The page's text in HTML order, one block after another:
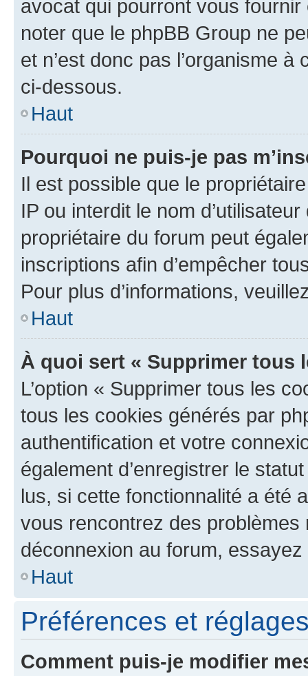
avocat qui pourront vous
noter que le phpBB Group ne
et n’est donc pas l’organisme
ci-dessous.
Haut
Pourquoi ne puis-je pas
Il est possible que le
IP ou interdit le nom
propriétaire du forum peut
inscriptions afin d’empêcher
Pour plus d’informations,
Haut
À quoi sert « Supprimer tous
L’option « Supprimer tous les
tous les cookies générés par
authentification et votre
également d’enregistrer le
lus, si cette fonctionnalité a été
vous rencontrez des
déconnexion au forum,
Haut
Préférences et
Comment puis-je modifier